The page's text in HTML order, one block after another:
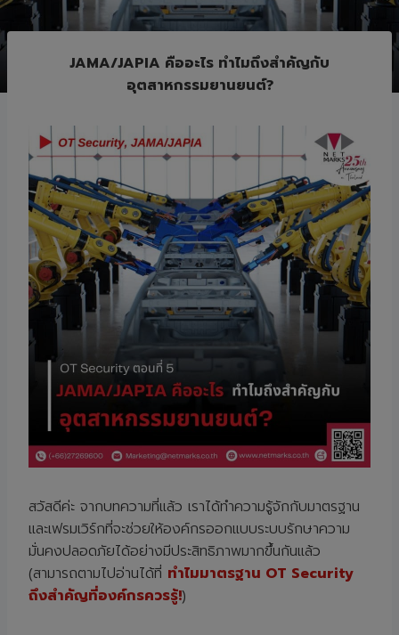
JAMA/JAPIA คืออะไร ทำไมถึงสำคัญกับ
อุตสาหกรรมยานยนต์?
สวัสดีค่ะ จากบทความที่แล้ว เราได้ทำความรู้จักกับมาตรฐาน
และเฟรมเวิร์กที่จะช่วยให้องค์กรออกแบบระบบรักษาความ
มั่นคงปลอดภัยได้อย่างมีประสิทธิภาพมากขึ้นกันแล้ว
(สามารถตามไปอ่านได้ที่ ทำไมมาตรฐาน OT Security
ถึงสำคัญที่องค์กรควรรู้!)